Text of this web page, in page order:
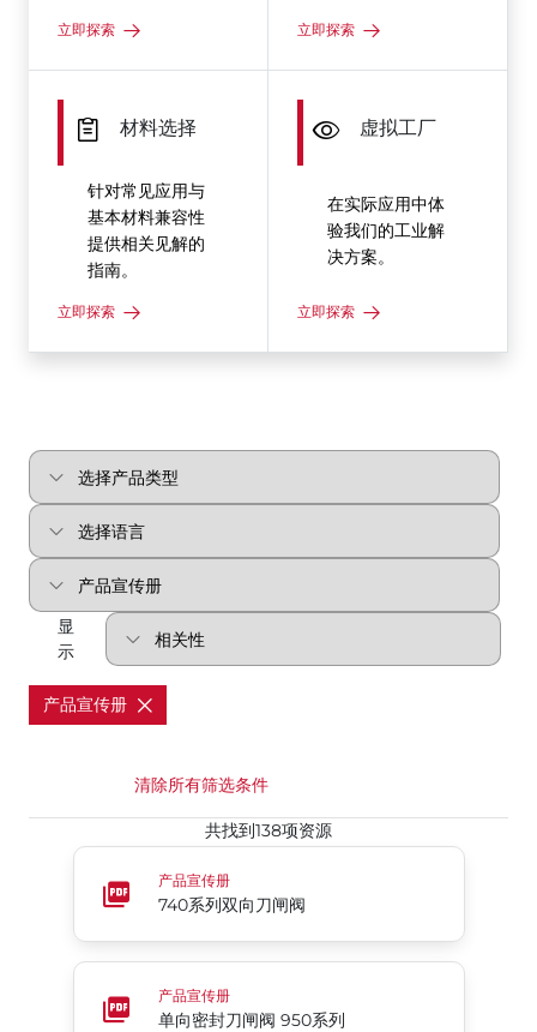
立即探索 立即探索
材料选择
针对常见应用与
基本材料兼容性
提供相关见解的
指南。
立即探索
虚拟工厂
在实际应用中体
验我们的工业解
决方案。
立即探索
显
示
产品宣传册
清除所有筛选条件
共找到138项资源
740系列双向刀闸阀
产品宣传册
740系列双向刀闸阀
单向密封刀闸阀 950系列
产品宣传册
单向密封刀闸阀 950系列